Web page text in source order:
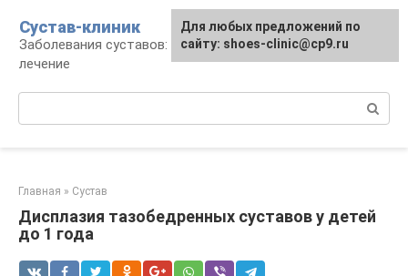
контенту
Сустав-клиник
Заболевания суставов: профилактика и
лечение
Главная » Сустав
Дисплазия тазобедренных суставов у детей
до 1 года
Для любых предложений по
сайту: shoes-clinic@cp9.ru